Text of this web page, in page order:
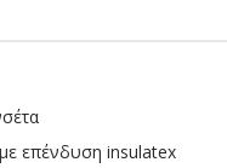
επένδυση insulatex